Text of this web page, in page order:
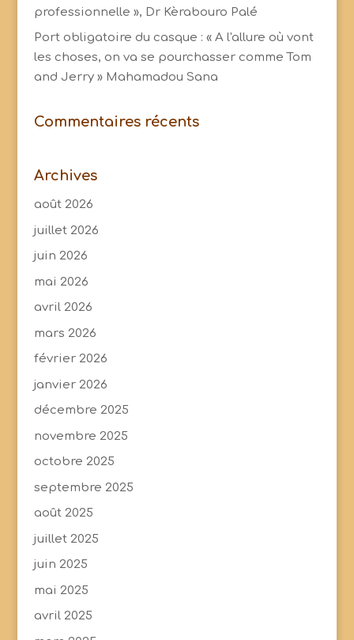
professionnelle », Dr Kèrabouro Palé
Port obligatoire du casque : « A l'allure où vont
les choses, on va se pourchasser comme Tom
and Jerry » Mahamadou Sana
Commentaires récents
Archives
août 2026
juillet 2026
juin 2026
mai 2026
avril 2026
mars 2026
février 2026
janvier 2026
décembre 2025
novembre 2025
octobre 2025
septembre 2025
août 2025
juillet 2025
juin 2025
mai 2025
avril 2025